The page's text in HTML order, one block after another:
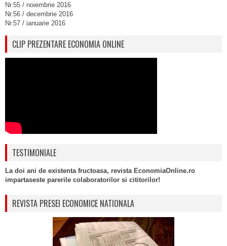
Nr.55 / noiembrie 2016
Nr.56 / decembrie 2016
Nr.57 / ianuarie 2016
CLIP PREZENTARE ECONOMIA ONLINE
TESTIMONIALE
La doi ani de existenta fructoasa, revista EconomiaOnline.ro
impartaseste parerile colaboratorilor si cititorilor!
REVISTA PRESEI ECONOMICE NATIONALA